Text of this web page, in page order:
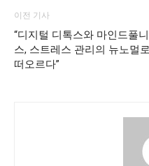
이전 기사
“디지털 디톡스와 마인드풀니
스, 스트레스 관리의 뉴노멀로
떠오르다”